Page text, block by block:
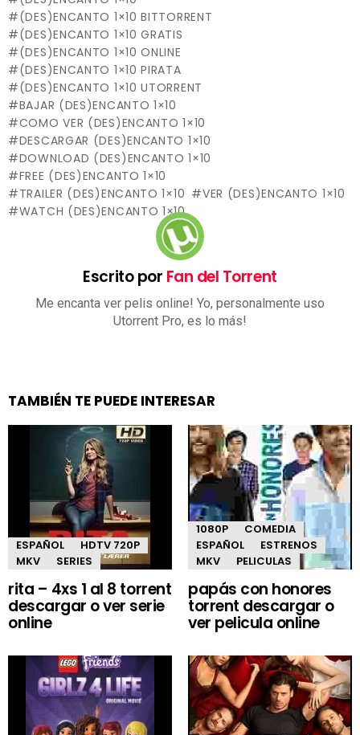
(DES)ENCANTO 1×10 BITTORRENT
(DES)ENCANTO 1×10 GRATIS
(DES)ENCANTO 1×10 ONLINE
(DES)ENCANTO 1×10 PIRATA
(DES)ENCANTO 1×10 UTORRENT
BAJAR (DES)ENCANTO 1×10
COMO VER (DES)ENCANTO 1×10
DESCARGAR (DES)ENCANTO 1×10
DOWNLOAD (DES)ENCANTO 1×10
FREE (DES)ENCANTO 1×10
TRAILER (DES)ENCANTO 1×10
VER (DES)ENCANTO 1×10
WATCH (DES)ENCANTO 1×10
Escrito por Fan del Torrent
Me encanta ver pelis online! Yo, personalmente uso
Utorrent Pro, es lo más!
TAMBIÉN TE PUEDE INTERESAR
ESPAÑOL
HDTV 720P
MKV
SERIES
rita – 4xs 1 al 8 torrent
descargar o ver serie
online
1080P
COMEDIA
ESPAÑOL
ESTRENOS
MKV
PELICULAS
papás con honores
torrent descargar o
ver pelicula online